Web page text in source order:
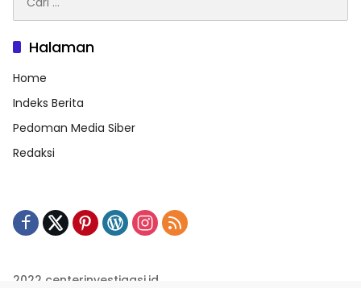
untuk:
Halaman
Home
Indeks Berita
Pedoman Media Siber
Redaksi
2022 centerinvestigasi.id